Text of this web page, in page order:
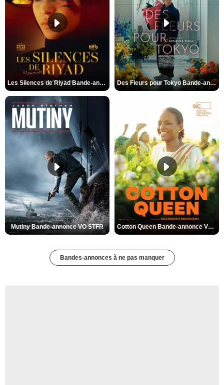
Les Silences de Riyad Bande-annonce VO STFR Des Fleurs pour Tokyo Bande-annonce VO STFR
Mutiny Bande-annonce VO STFR Cotton Queen Bande-annonce VO STFR
Bandes-annonces à ne pas manquer